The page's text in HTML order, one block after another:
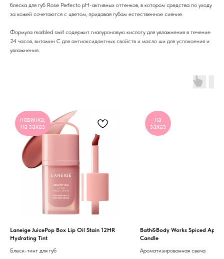
блеска для губ Rose Perfecto рН-активных оттенков, в котором средства по уходу
за кожей сочетаются с цветом, придавая губам естественное сияние.
Формула marbled swirl содержит гиалуроновую кислоту для увлажнения в течение
24 часов, витамин С для антиоксидантных свойств и масло ши для успокоения и
увлажнения.
новинка,
на заказ
Laneige JuicePop Box Lip Oil Stain 12HR
Hydrating Tint
Блеск-тинт для губ
на
заказ
Bath&Body Works Spiced
Candle
Ароматизированная свеча